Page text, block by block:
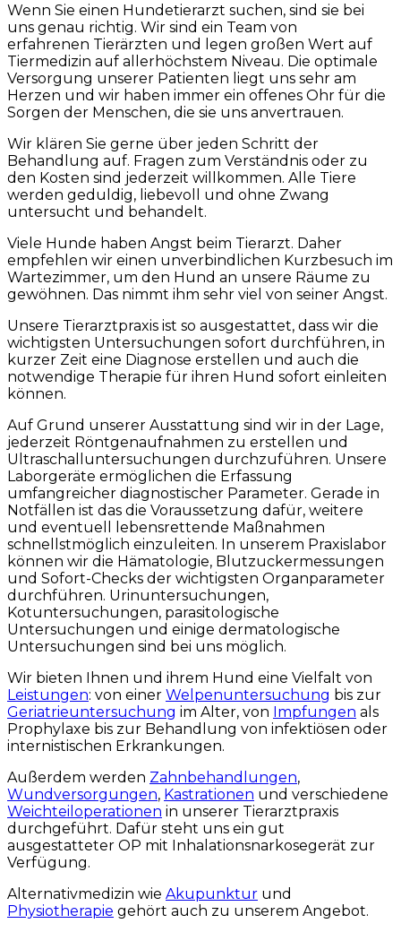
Wenn Sie einen Hundetierarzt suchen, sind sie bei
uns genau richtig. Wir sind ein Team von
erfahrenen Tierärzten und legen großen Wert auf
Tiermedizin auf allerhöchstem Niveau. Die optimale
Versorgung unserer Patienten liegt uns sehr am
Herzen und wir haben immer ein offenes Ohr für die
Sorgen der Menschen, die sie uns anvertrauen.
Wir klären Sie gerne über jeden Schritt der
Behandlung auf. Fragen zum Verständnis oder zu
den Kosten sind jederzeit willkommen. Alle Tiere
werden geduldig, liebevoll und ohne Zwang
untersucht und behandelt.
Viele Hunde haben Angst beim Tierarzt. Daher
empfehlen wir einen unverbindlichen Kurzbesuch im
Wartezimmer, um den Hund an unsere Räume zu
gewöhnen. Das nimmt ihm sehr viel von seiner Angst.
Unsere Tierarztpraxis ist so ausgestattet, dass wir die
wichtigsten Untersuchungen sofort durchführen, in
kurzer Zeit eine Diagnose erstellen und auch die
notwendige Therapie für ihren Hund sofort einleiten
können.
Auf Grund unserer Ausstattung sind wir in der Lage,
jederzeit Röntgenaufnahmen zu erstellen und
Ultraschalluntersuchungen durchzuführen. Unsere
Laborgeräte ermöglichen die Erfassung
umfangreicher diagnostischer Parameter. Gerade in
Notfällen ist das die Voraussetzung dafür, weitere
und eventuell lebensrettende Maßnahmen
schnellstmöglich einzuleiten. In unserem Praxislabor
können wir die Hämatologie, Blutzuckermessungen
und Sofort-Checks der wichtigsten Organparameter
durchführen. Urinuntersuchungen,
Kotuntersuchungen, parasitologische
Untersuchungen und einige dermatologische
Untersuchungen sind bei uns möglich.
Wir bieten Ihnen und ihrem Hund eine Vielfalt von
Leistungen: von einer Welpenuntersuchung bis zur
Geriatrieuntersuchung im Alter, von Impfungen als
Prophylaxe bis zur Behandlung von infektiösen oder
internistischen Erkrankungen.
Außerdem werden Zahnbehandlungen,
Wundversorgungen, Kastrationen und verschiedene
Weichteiloperationen in unserer Tierarztpraxis
durchgeführt. Dafür steht uns ein gut
ausgestatteter OP mit Inhalationsnarkosegerät zur
Verfügung.
Alternativmedizin wie Akupunktur und
Physiotherapie gehört auch zu unserem Angebot.